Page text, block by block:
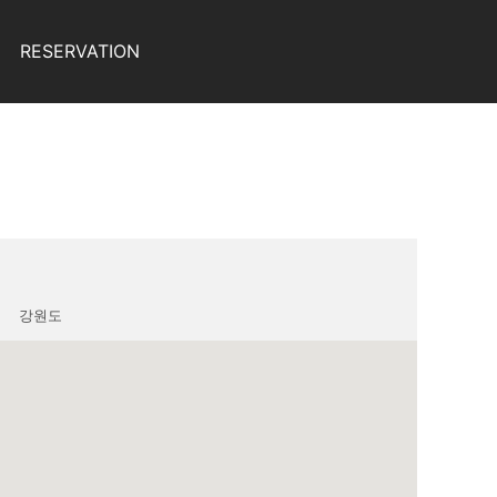
RESERVATION
강원도